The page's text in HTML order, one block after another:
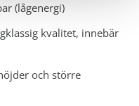
(lågenergi)
kvalitet, innebär
och större